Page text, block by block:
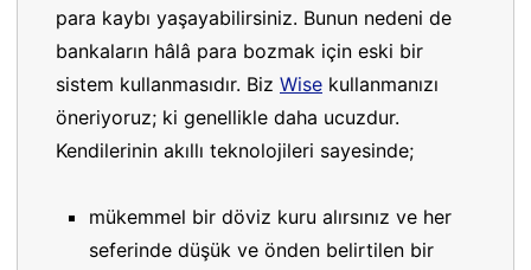
para kaybı yaşayabilirsiniz. Bunun nedeni de
bankaların hâlâ para bozmak için eski bir
sistem kullanmasıdır. Biz Wise kullanmanızı
öneriyoruz; ki genellikle daha ucuzdur.
Kendilerinin akıllı teknolojileri sayesinde;
mükemmel bir döviz kuru alırsınız ve her
seferinde düşük ve önden belirtilen bir